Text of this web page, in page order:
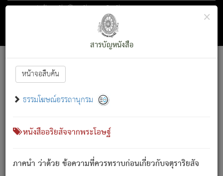
ตอน 1 ว่าด้วย สัตว์โลกกับจตุราริยสัจ
สารบัญ×
สารบัญหนังสือ
หน้าจอสืบค้น
ธรรมโฆษณ์อรรถานุกรม
หนังสืออริยสัจจากพระโอษฐ์
ภาคนำ ว่าด้วย ข้อความที่ควรทราบก่อนเกี่ยวกับจตุราริยสัจ
Font :15 ]||
สัตว์โลกนี้ เกิดความเดือดร้อนแล้ว มีผัสสะบังหน้า
เขาสำคัญสิ่งใด โดยความเป็นประการใด แต่สิ่งนั้นย่อมเป็น
(ตามที่เป็นจริง) โดยประการอื่นจากที่เขาสำคัญนั้น
สัตว์โลกติดข้องอยู่ในภพ ถูกภพบังหน้าแล้ว มีภพโดยความ
เป็นอย่างอื่น (จากที่มันเป็นอยู่จริง) จึงได้เพลิดเพลินยิ่งนักในภพ